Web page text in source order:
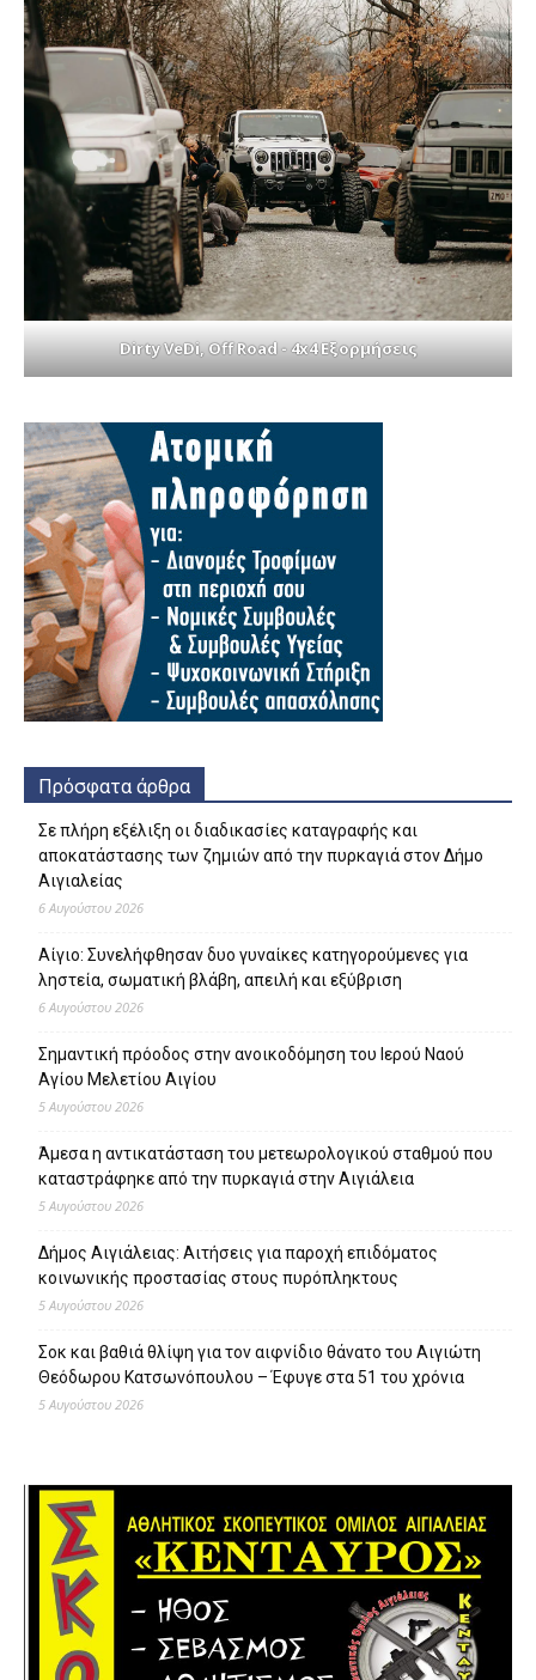
Dirty VeDi, Off Road - 4x4 Εξορμήσεις
Πρόσφατα άρθρα
Σε πλήρη εξέλιξη οι διαδικασίες καταγραφής και
αποκατάστασης των ζημιών από την πυρκαγιά στον Δήμο
Αιγιαλείας
6 Αυγούστου 2026
Αίγιο: Συνελήφθησαν δυο γυναίκες κατηγορούμενες για
ληστεία, σωματική βλάβη, απειλή και εξύβριση
6 Αυγούστου 2026
Σημαντική πρόοδος στην ανοικοδόμηση του Ιερού Ναού
Αγίου Μελετίου Αιγίου
5 Αυγούστου 2026
Άμεσα η αντικατάσταση του μετεωρολογικού σταθμού που
καταστράφηκε από την πυρκαγιά στην Αιγιάλεια
5 Αυγούστου 2026
Δήμος Αιγιάλειας: Αιτήσεις για παροχή επιδόματος
κοινωνικής προστασίας στους πυρόπληκτους
5 Αυγούστου 2026
Σοκ και βαθιά θλίψη για τον αιφνίδιο θάνατο του Αιγιώτη
Θεόδωρου Κατσωνόπουλου – Έφυγε στα 51 του χρόνια
5 Αυγούστου 2026